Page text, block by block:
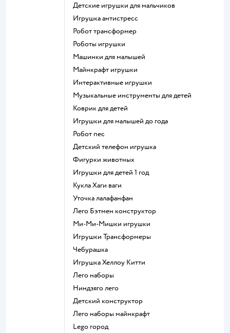
Детские игрушки для мальчиков
Игрушка антистресс
Робот трансформер
Роботы игрушки
Машинки для малышей
Майнкрафт игрушки
Интерактивные игрушки
Музыкальные инструменты для детей
Коврик для детей
Игрушки для малышей до года
Робот пес
Детский телефон игрушка
Фигурки животных
Игрушки для детей 1 год
Кукла Хаги ваги
Уточка лалафанфан
Лего Бэтмен конструктор
Ми-Ми-Мишки игрушки
Игрушки Трансформеры
Чебурашка
Игрушка Хеллоу Китти
Лего наборы
Ниндзяго лего
Детский конструктор
Лего наборы майнкрафт
Lego город